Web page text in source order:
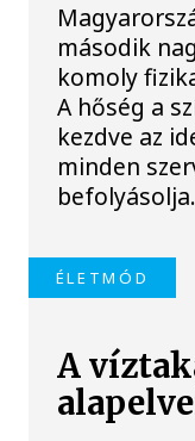
második
komoly
A hőség a
kezdve az
minden
befolyásolja.
ÉLETMÓD
A